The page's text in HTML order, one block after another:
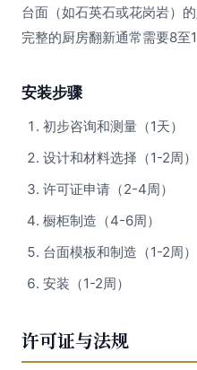
台面（如石英石或花岗岩）
完整的厨房翻新通常需要8至
安装步骤
初步咨询和测量（1天）
设计和材料选择（1-2周）
许可证申请（2-4周）
橱柜制造（4-6周）
台面模板和制造（1-2周）
安装（1-2周）
许可证与法规